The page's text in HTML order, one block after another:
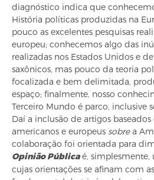
diagnóstico indica que
História políticas produzidas na
pouco as excelentes pesquisas
europeu; conhecemos algo das
realizadas nos Estados Unidos e
saxônicos, mas pouco da teoria
focalizada e bem delimitada,
espaço; finalmente, nosso
Terceiro Mundo é parco, inclusive
Daí a inclusão de artigos
americanos e europeus sobrea
colaboração foi orientada para
Opinião Pública é, simplesmente,
cujas orientações se afinam com